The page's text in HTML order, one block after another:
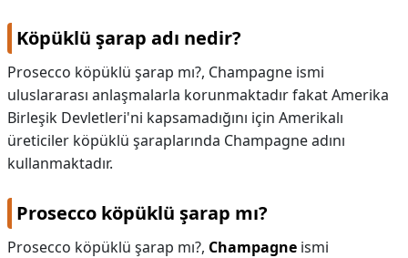
İLETİŞİM
Köpüklü şarap adı nedir?
Prosecco köpüklü şarap mı?, Champagne ismi
uluslararası anlaşmalarla korunmaktadır fakat Amerika
Birleşik Devletleri'ni kapsamadığını için Amerikalı
üreticiler köpüklü şaraplarında Champagne adını
kullanmaktadır.
Prosecco köpüklü şarap mı?
Prosecco köpüklü şarap mı?, Champagne ismi